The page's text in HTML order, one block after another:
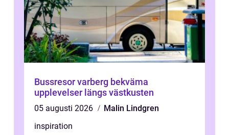
Bussresor varberg bekväma
upplevelser längs västkusten
05 augusti 2026
Malin Lindgren
inspiration